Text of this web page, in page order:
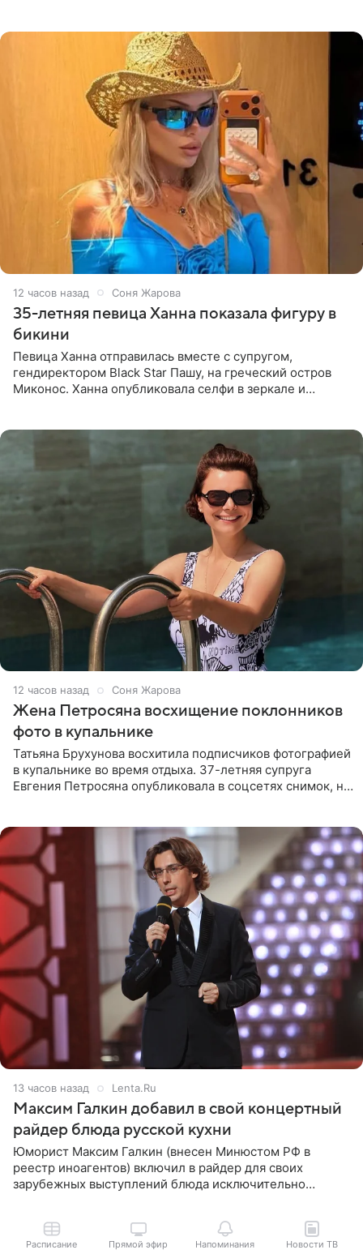
12 часов назад Соня Жарова
35-летняя певица Ханна показала фигуру в
бикини
Певица Ханна отправилась вместе с супругом,
гендиректором Black Star Пашу, на греческий остров
Миконос. Ханна опубликовала селфи в зеркале и
12 часов назад Соня Жарова
Жена Петросяна восхищение поклонников
фото в купальнике
Татьяна Брухунова восхитила подписчиков фотографией
в купальнике во время отдыха. 37-летняя супруга
Евгения Петросяна опубликовала в соцсетях снимок, на
13 часов назад Lenta.Ru
Максим Галкин добавил в свой концертный
райдер блюда русской кухни
Юморист Максим Галкин (внесен Минюстом РФ в
реестр иноагентов) включил в райдер для своих
зарубежных выступлений блюда исключительно
Расписание Прямой эфир Напоминания Новости ТВ